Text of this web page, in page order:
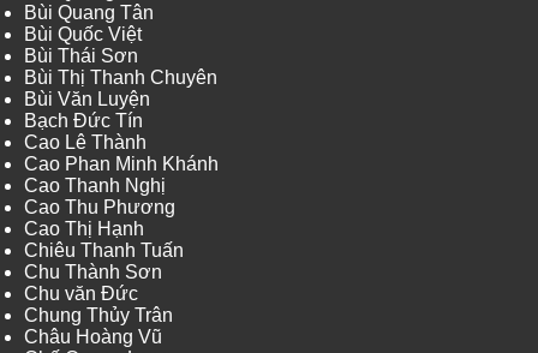
Bùi Quang Tân
Bùi Quốc Việt
Bùi Thái Sơn
Bùi Thị Thanh Chuyên
Bùi Văn Luyện
Bạch Đức Tín
Cao Lê Thành
Cao Phan Minh Khánh
Cao Thanh Nghị
Cao Thu Phương
Cao Thị Hạnh
Chiêu Thanh Tuấn
Chu Thành Sơn
Chu văn Đức
Chung Thủy Trân
Châu Hoàng Vũ